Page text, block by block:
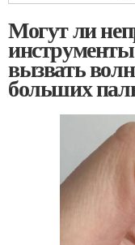
Могут ли
вызвать
больших